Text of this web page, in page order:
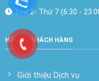
Thứ 2- Thứ 7 (6:30 -
HỖ TRỢ KHÁCH HÀNG
Giới thiệu Dịch vụ